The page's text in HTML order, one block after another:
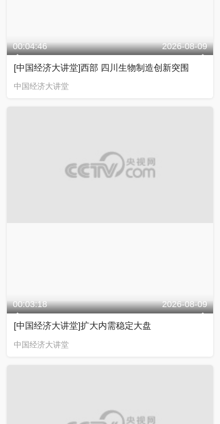
00:04:46 2026-08-09
[中国经济大讲堂]西部 四川生物制造创新突围
中国经济大讲堂
00:03:18 2026-08-09
[中国经济大讲堂]扩大内需稳定大盘
中国经济大讲堂